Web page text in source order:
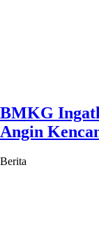
BMKG
Angin
Berita